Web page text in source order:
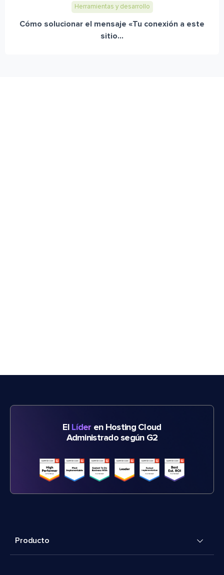
Herramientas y desarrollo
Cómo solucionar el mensaje «Tu conexión a este
sitio...
El Líder en Hosting Cloud
Administrado según G2
Producto